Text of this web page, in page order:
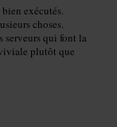
exécutés.
choses.
serveurs qui font la
plutôt que